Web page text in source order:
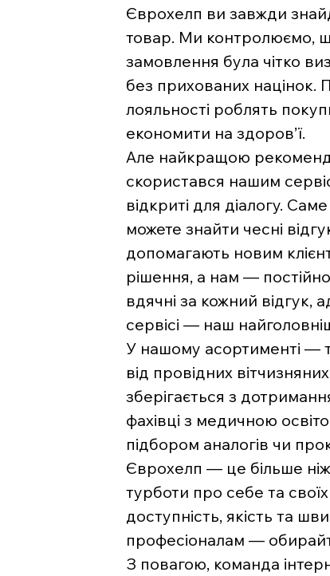
Єврохелп ви завжди
товар. Ми контролюємо,
замовлення була чітко
без прихованих націнок.
лояльності роблять
економити на здоров’ї.
Але найкращою
скористався нашим
відкриті для діалогу.
можете знайти чесні
допомагають новим
рішення, а нам —
вдячні за кожний
сервісі — наш
У нашому асортименті —
від провідних
зберігається з
фахівці з медичною
підбором аналогів чи
Єврохелп — це більше
турботи про себе та
доступність, якість та
професіоналам —
З повагою, команда